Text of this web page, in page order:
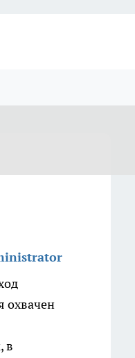
охвачен
в